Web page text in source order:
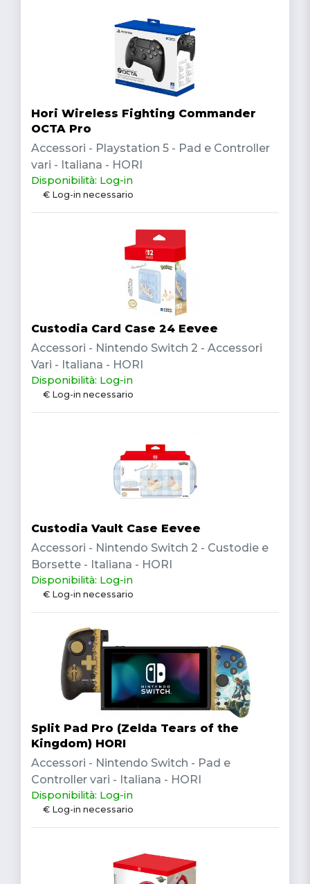
Hori Wireless Fighting Commander
OCTA Pro
Accessori - Playstation 5 - Pad e Controller
vari - Italiana - HORI
Disponibilità: Log-in
€ Log-in necessario
Custodia Card Case 24 Eevee
Accessori - Nintendo Switch 2 - Accessori
Vari - Italiana - HORI
Disponibilità: Log-in
€ Log-in necessario
Custodia Vault Case Eevee
Accessori - Nintendo Switch 2 - Custodie e
Borsette - Italiana - HORI
Disponibilità: Log-in
€ Log-in necessario
Split Pad Pro (Zelda Tears of the
Kingdom) HORI
Accessori - Nintendo Switch - Pad e
Controller vari - Italiana - HORI
Disponibilità: Log-in
€ Log-in necessario